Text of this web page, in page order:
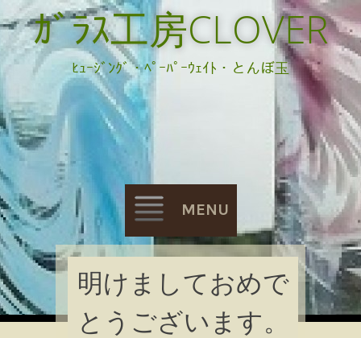
ｶﾞﾗｽ工房CLOVER
ﾋｭｰｼﾞﾝｸﾞ・ﾍﾟｰﾊﾟｰｳｪｲﾄ・とんぼ玉
MENU
Skip
to
content
明けましておめで
とうございます。